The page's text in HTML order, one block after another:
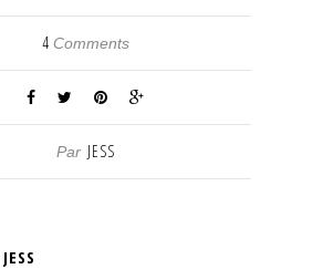
4Comments
Par JESS
JESS